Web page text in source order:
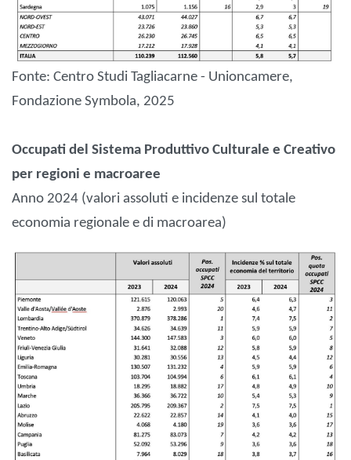
Fonte: Centro Studi Tagliacarne - Unioncamere,
Fondazione Symbola, 2025
Occupati del Sistema Produttivo Culturale e Creativo
per regioni e macroaree
Anno 2024 (valori assoluti e incidenze sul totale
economia regionale e di macroarea)